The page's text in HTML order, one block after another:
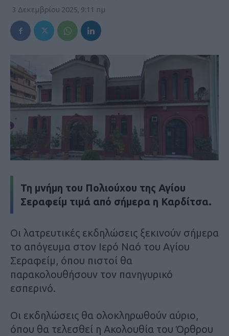
3 Δεκεμβρίου 2025, 9:11 πμ
Τη μνήμη του Πολιούχου της Αγίου
Σεραφείμ τιμά από σήμερα η Καρδίτσα.
Οι λατρευτικές εκδηλώσεις ξεκινούν σήμερα
το απόγευμα στον Ιερό Ναό του Αγίου
Σεραφείμ, όπου πιστοί θα
παρακολουθήσουν τον πανηγυρικό
εσπερινό.
Οι εκδηλώσεις θα ολοκληρωθούν αύριο,
όπου θα τελεσθεί η Ακολουθία του Όρθρου